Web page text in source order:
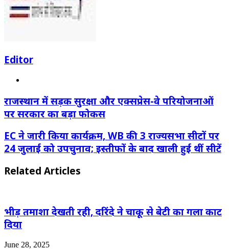
Editor
राजस्थान में सड़क सुरक्षा और एक्सप्रेस-वे परियोजनाओं
पर सरकार का बड़ा फोकस
EC ने जारी किया कार्यक्रम, WB की 3 राज्यसभा सीटों पर
24 जुलाई को उपचुनाव; इस्तीफों के बाद खाली हुई थीं सीटें
Related Articles
भीड़ तमाशा देखती रही, दरिंदे ने चाकू से बेटी का गला काट
दिया
June 28, 2025